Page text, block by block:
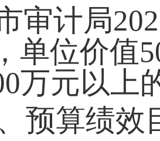
审计局
单位价值
万元以上
预算绩效